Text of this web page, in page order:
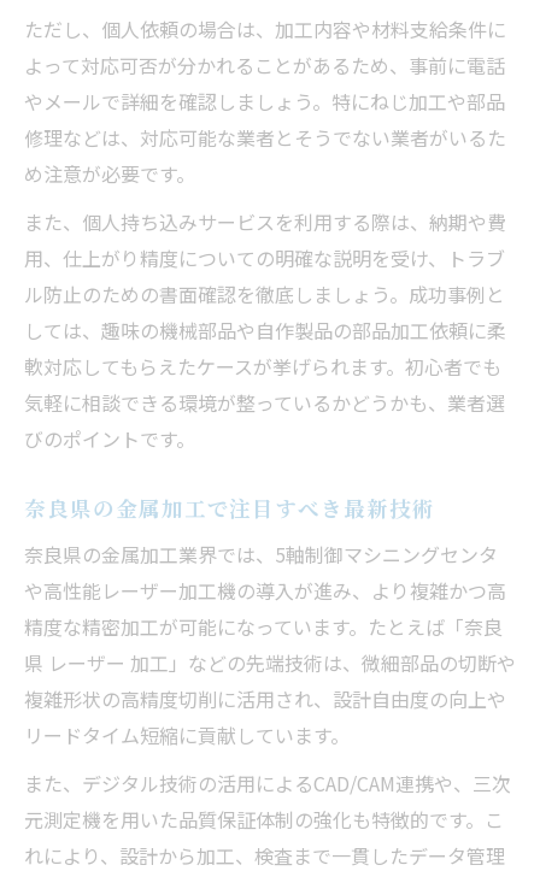
ただし、個人依頼の場合は、加工内容や材料支給条件に
よって対応可否が分かれることがあるため、事前に電話
やメールで詳細を確認しましょう。特にねじ加工や部品
修理などは、対応可能な業者とそうでない業者がいるた
め注意が必要です。
また、個人持ち込みサービスを利用する際は、納期や費
用、仕上がり精度についての明確な説明を受け、トラブ
ル防止のための書面確認を徹底しましょう。成功事例と
しては、趣味の機械部品や自作製品の部品加工依頼に柔
軟対応してもらえたケースが挙げられます。初心者でも
気軽に相談できる環境が整っているかどうかも、業者選
びのポイントです。
奈良県の金属加工で注目すべき最新技術
奈良県の金属加工業界では、5軸制御マシニングセンタ
や高性能レーザー加工機の導入が進み、より複雑かつ高
精度な精密加工が可能になっています。たとえば「奈良
県 レーザー 加工」などの先端技術は、微細部品の切断や
複雑形状の高精度切削に活用され、設計自由度の向上や
リードタイム短縮に貢献しています。
また、デジタル技術の活用によるCAD/CAM連携や、三次
元測定機を用いた品質保証体制の強化も特徴的です。こ
れにより、設計から加工、検査まで一貫したデータ管理